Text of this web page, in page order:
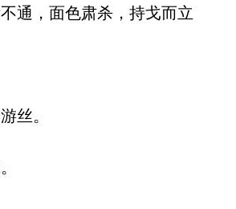
通，面色肃杀，持戈而立
丝。